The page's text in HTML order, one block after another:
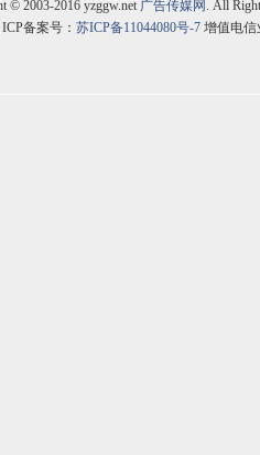
© 2003-2016 yzggw.net 广告传媒网 . All
备案号： 苏ICP备11044080号-7增值电信